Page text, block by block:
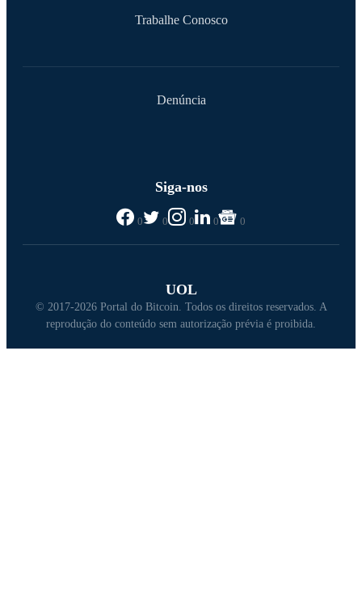
Trabalhe Conosco
Denúncia
Siga-nos
0 0 0 0 0
UOL
© 2017-2026 Portal do Bitcoin. Todos os direitos reservados. A
reprodução do conteúdo sem autorização prévia é proibida.